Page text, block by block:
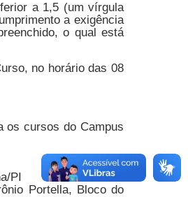
a 1,5 (um vírgula
a exigência
o qual está
no horário das 08
os cursos do Campus
PI
Portella, Bloco do